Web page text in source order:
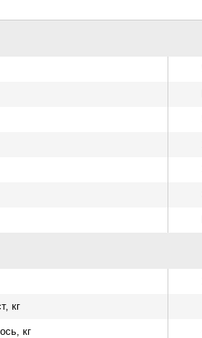
кг
кг